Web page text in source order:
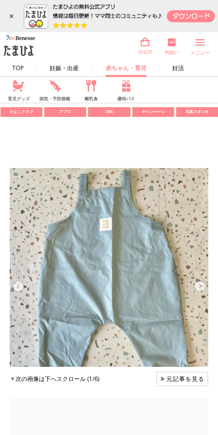
×
TOP 妊娠・出産 赤ちゃん・育児 妊活
SHOP 内祝い メニュー
育児グッズ 病気・予防接種 離乳食 優待パス
ひよこクラブ アプリ SNS キャンペーン 写真スタジオ
▼次の画像は下へスクロール (1/6) ▶元記事を見る